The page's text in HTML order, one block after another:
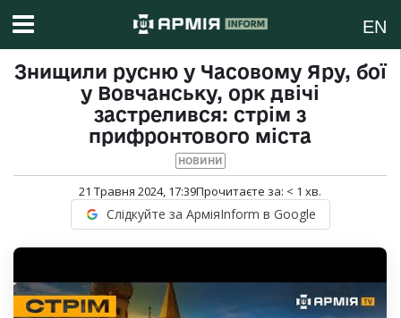
EN
Знищили русню у Часовому Яру, бої
у Вовчанську, орк двічі
застрелився: стрім з
прифронтового міста
НОВИНИ
21 Травня 2024, 17:39Прочитаєте за: < 1 хв.
Слідкуйте за АрміяInform в Google